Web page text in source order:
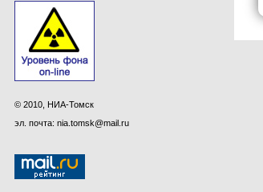
© 2010, НИА-Томск
эл. почта: nia.tomsk@mail.ru